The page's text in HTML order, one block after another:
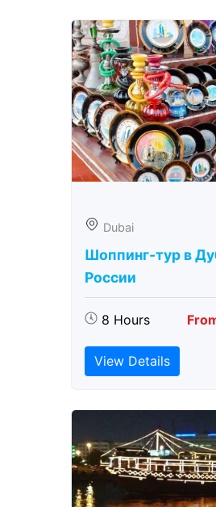
Dubai
Шоппинг-тур в
России
8 Hours
View Details